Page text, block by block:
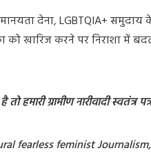
देना, LGBTQIA+
को खारिज करने पर निराशा में
हमारी ग्रामीण नारीवादी
fearless feminist